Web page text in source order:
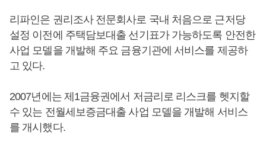
리파인은 권리조사 전문회사로 국내 처음으로 근저당
설정 이전에 주택담보대출 선기표가 가능하도록 안전한
사업 모델을 개발해 주요 금융기관에 서비스를 제공하
고 있다.
2007년에는 제1금융권에서 저금리로 리스크를 헷지할
수 있는 전월세보증금대출 사업 모델을 개발해 서비스
를 개시했다.